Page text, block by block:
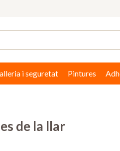
i seguretat Pintures
de la llar